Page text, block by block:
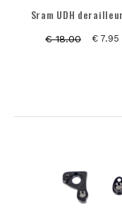
Sram UDH
€ 18.00 € 7.95